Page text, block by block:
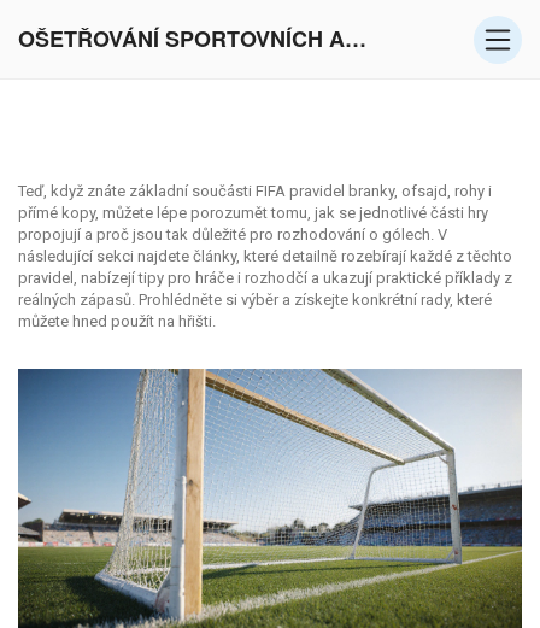
OŠETŘOVÁNÍ SPORTOVNÍCH AKTIVIT V EVROPĚ
Teď, když znáte základní součásti FIFA pravidel branky, ofsajd, rohy i
přímé kopy, můžete lépe porozumět tomu, jak se jednotlivé části hry
propojují a proč jsou tak důležité pro rozhodování o gólech. V
následující sekci najdete články, které detailně rozebírají každé z těchto
pravidel, nabízejí tipy pro hráče i rozhodčí a ukazují praktické příklady z
reálných zápasů. Prohlédněte si výběr a získejte konkrétní rady, které
můžete hned použít na hřišti.